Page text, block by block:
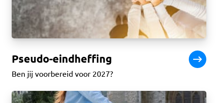
Pseudo-eindheffing
Ben jij voorbereid voor 2027?